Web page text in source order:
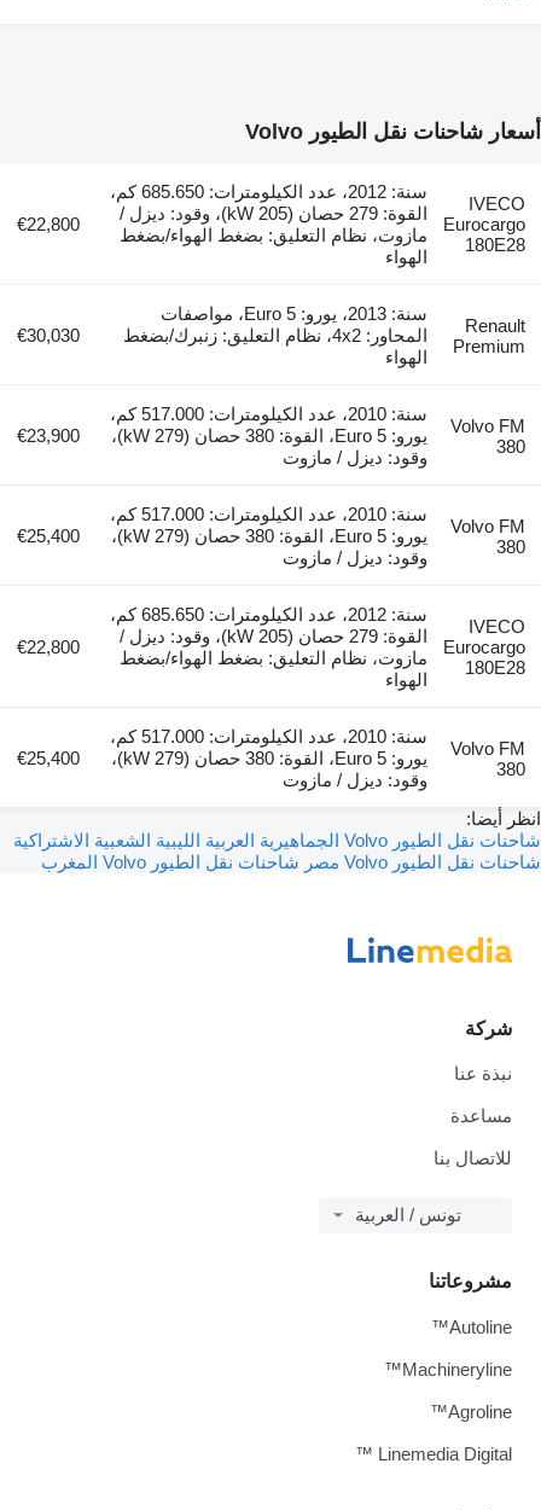
أسعار شاحنات نقل الطيور Volvo
IVECO
Eurocargo
180E28
سنة: 2012، عدد الكيلومترات: 685.650 كم،
القوة: 279 حصان (205 kW)، وقود: ديزل /
مازوت، نظام التعليق: بضغط الهواء/بضغط
الهواء
€22,800
Renault
Premium
سنة: 2013، يورو: Euro 5، مواصفات
المحاور: 4x2، نظام التعليق: زنبرك/بضغط
الهواء
€30,030
Volvo FM
380
سنة: 2010، عدد الكيلومترات: 517.000 كم،
يورو: Euro 5، القوة: 380 حصان (279 kW)،
وقود: ديزل / مازوت
€23,900
Volvo FM
380
سنة: 2010، عدد الكيلومترات: 517.000 كم،
يورو: Euro 5، القوة: 380 حصان (279 kW)،
وقود: ديزل / مازوت
€25,400
IVECO
Eurocargo
180E28
سنة: 2012، عدد الكيلومترات: 685.650 كم،
القوة: 279 حصان (205 kW)، وقود: ديزل /
مازوت، نظام التعليق: بضغط الهواء/بضغط
الهواء
€22,800
Volvo FM
380
سنة: 2010، عدد الكيلومترات: 517.000 كم،
يورو: Euro 5، القوة: 380 حصان (279 kW)،
وقود: ديزل / مازوت
€25,400
انظر أيضا:
شاحنات نقل الطيور Volvo الجماهيرية العربية الليبية الشعبية الاشتراكية
شاحنات نقل الطيور Volvo مصر
شاحنات نقل الطيور Volvo المغرب
شركة
نبذة عنا
مساعدة
للاتصال بنا
تونس / العربية
مشروعاتنا
Autoline™
Machineryline™
Agroline™
Linemedia Digital ™